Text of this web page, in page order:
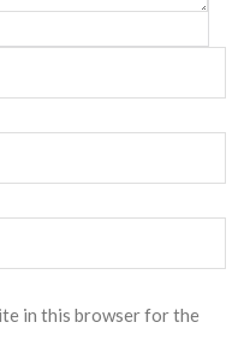
in this browser for the